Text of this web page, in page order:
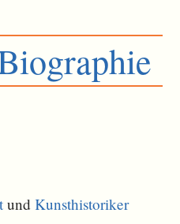
undKunsthistoriker